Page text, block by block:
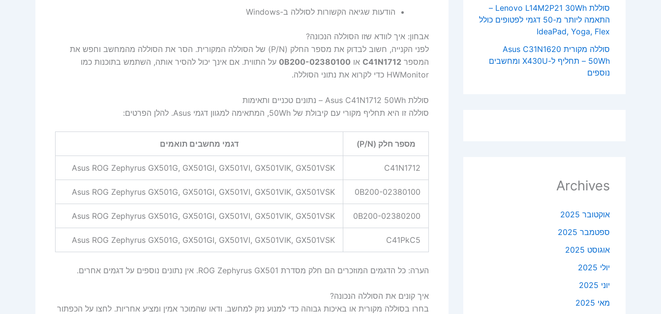
סוללת Lenovo L14M2P21 30Wh –
התאמה ליותר מ-50 דגמי לפטופים כולל
IdeaPad, Yoga, Flex
סוללה מקורית Asus C31N1620
50Wh – תחליף ל-X430U ומחשבים
נוספים
Archives
אוקטובר 2025
ספטמבר 2025
אוגוסט 2025
יולי 2025
יוני 2025
מאי 2025
הודעות שגיאה הקשורות לסוללה ב-Windows
אבחון: איך לוודא שזו הסוללה הנכונה?
לפני הקנייה, חשוב לבדוק את מספר החלק (P/N) של הסוללה המקורית. הסר את הסוללה מהמחשב וחפש את
המספר C41N1712 או 0B200-02380100 על התווית. אם אינך יכול להסיר אותה, השתמש בתוכנות כמו
HWMonitor כדי לקרוא את נתוני הסוללה.
סוללת Asus C41N1712 50Wh – נתונים טכניים ותאימות
סוללה זו היא תחליף מקורי עם קיבולת של 50Wh, המתאימה למגוון דגמי Asus. להלן הפרטים:
מספר חלק (P/N) דגמי מחשבים תואמים
C41N1712
Asus ROG Zephyrus GX501G, GX501GI, GX501VI, GX501VIK, GX501VSK
0B200-02380100
Asus ROG Zephyrus GX501G, GX501GI, GX501VI, GX501VIK, GX501VSK
0B200-02380200
Asus ROG Zephyrus GX501G, GX501GI, GX501VI, GX501VIK, GX501VSK
C41PkC5
Asus ROG Zephyrus GX501G, GX501GI, GX501VI, GX501VIK, GX501VSK
הערה: כל הדגמים המוזכרים הם חלק מסדרת ROG Zephyrus GX501. אין נתונים נוספים על דגמים אחרים.
איך קונים את הסוללה הנכונה?
בחרו בסוללה מקורית או באיכות גבוהה כדי למנוע נזק למחשב. ודאו שהמוכר אמין ומציע אחריות. לחצו על הכפתור